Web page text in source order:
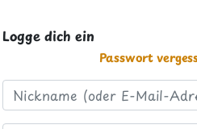
Logge dich ein
Passwort